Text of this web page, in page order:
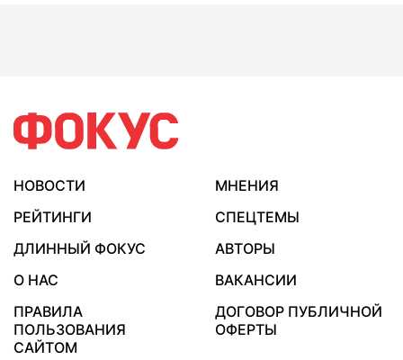
НОВОСТИ
МНЕНИЯ
РЕЙТИНГИ
СПЕЦТЕМЫ
ДЛИННЫЙ ФОКУС
АВТОРЫ
О НАС
ВАКАНСИИ
ПРАВИЛА
ПОЛЬЗОВАНИЯ
САЙТОМ
ДОГОВОР ПУБЛИЧНОЙ
ОФЕРТЫ